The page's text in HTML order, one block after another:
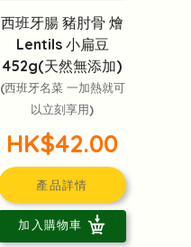
西班牙腸 豬肘骨 燴
Lentils 小扁豆
452g(天然無添加)
(西班牙名菜 一加熱就可
以立刻享用)
HK$42.00
產品詳情
加入購物車